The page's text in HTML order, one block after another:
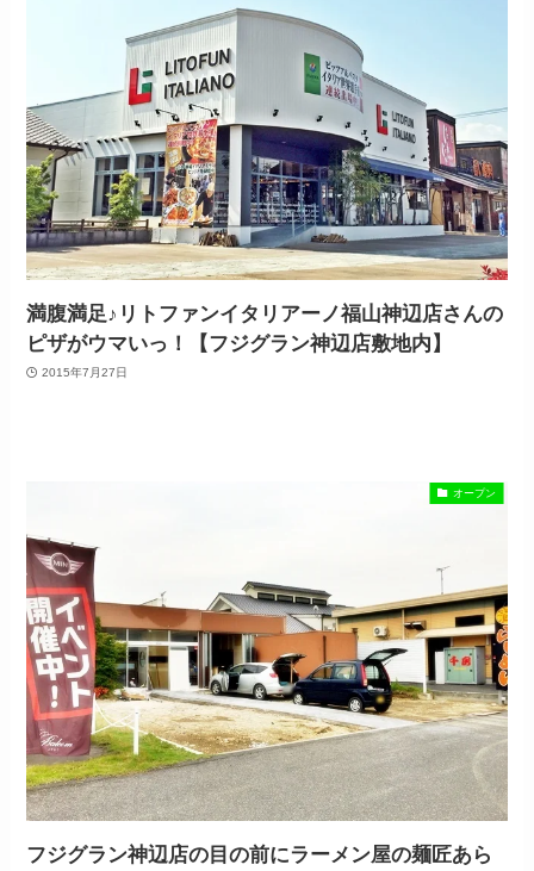
満腹満足♪リトファンイタリアーノ福山神辺店さんの
ピザがウマいっ！【フジグラン神辺店敷地内】
2015年7月27日
オープン
フジグラン神辺店の目の前にラーメン屋の麺匠あら